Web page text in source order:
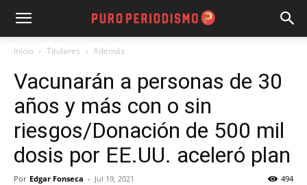
Inicio Titulares Además
Vacunarán a personas de 30
años y más con o sin
riesgos/Donación de 500 mil
dosis por EE.UU. aceleró plan
Por Edgar Fonseca - Jul 19, 2021 494